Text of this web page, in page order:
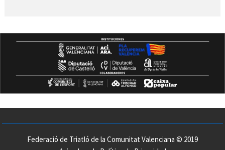
Federació de Triatló de la Comunitat Valenciana © 2019